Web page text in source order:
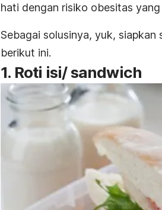
hati dengan risiko obesitas
Sebagai solusinya, yuk,
berikut ini.
1. Roti isi/sandwich